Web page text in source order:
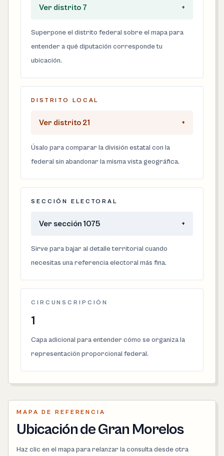
Ver distrito 7 +
Superpone el distrito federal sobre el mapa para
entender a qué diputación corresponde tu
ubicación.
DISTRITO LOCAL
Ver distrito 21 +
Úsalo para comparar la división estatal con la
federal sin abandonar la misma vista geográfica.
SECCIÓN ELECTORAL
Ver sección 1075 +
Sirve para bajar al detalle territorial cuando
necesitas una referencia electoral más fina.
CIRCUNSCRIPCIÓN
1
Capa adicional para entender cómo se organiza la
representación proporcional federal.
MAPA DE REFERENCIA
Ubicación de Gran Morelos
Haz clic en el mapa para relanzar la consulta desde otra